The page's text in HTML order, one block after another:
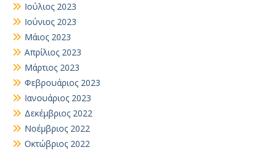
Ιούλιος 2023
Ιούνιος 2023
Μάιος 2023
Απρίλιος 2023
Μάρτιος 2023
Φεβρουάριος 2023
Ιανουάριος 2023
Δεκέμβριος 2022
Νοέμβριος 2022
Οκτώβριος 2022